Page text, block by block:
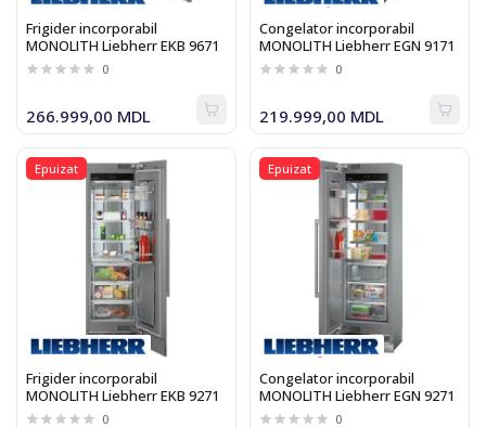
Frigider incorporabil
MONOLITH Liebherr EKB 9671
0
266.999,00 MDL
Congelator incorporabil
MONOLITH Liebherr EGN 9171
0
219.999,00 MDL
Epuizat
Frigider incorporabil
MONOLITH Liebherr EKB 9271
0
Epuizat
Congelator incorporabil
MONOLITH Liebherr EGN 9271
0